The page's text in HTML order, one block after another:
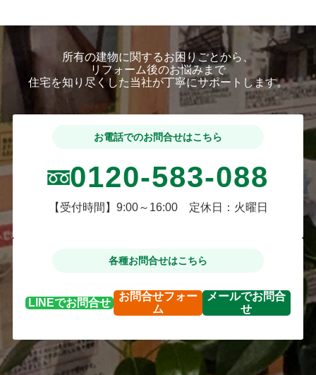
所有の建物に関するお困りごとから、
リフォーム後のお悩みまで
住宅を知り尽くした当社が丁寧にサポートします。
お電話でのお問合せはこちら
0120-583-088
【受付時間】9:00～16:00 定休日：火曜日
各種お問合せはこちら
LINEでお問合せ
お問合せフォー
ム
メールでお問合
せ